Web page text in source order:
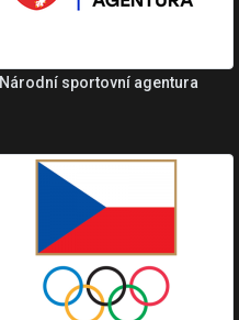
Národní sportovní agentura